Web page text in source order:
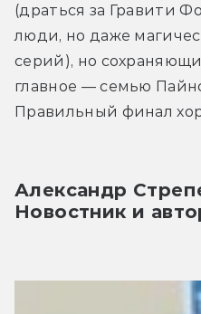
(драться за Гравити
люди, но даже
серий), но
главное — семью
Правильный финал
Александр
Новостник и